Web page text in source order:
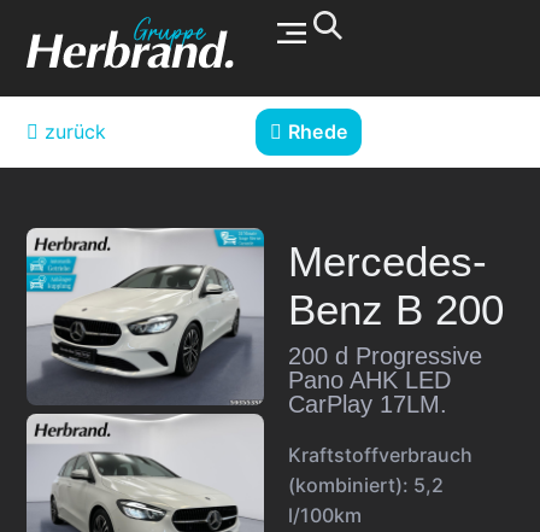
zurück Rhede
Mercedes-
Benz B 200
200 d Progressive
Pano AHK LED
CarPlay 17LM.
Kraftstoffverbrauch
(kombiniert): 5,2
l/100km